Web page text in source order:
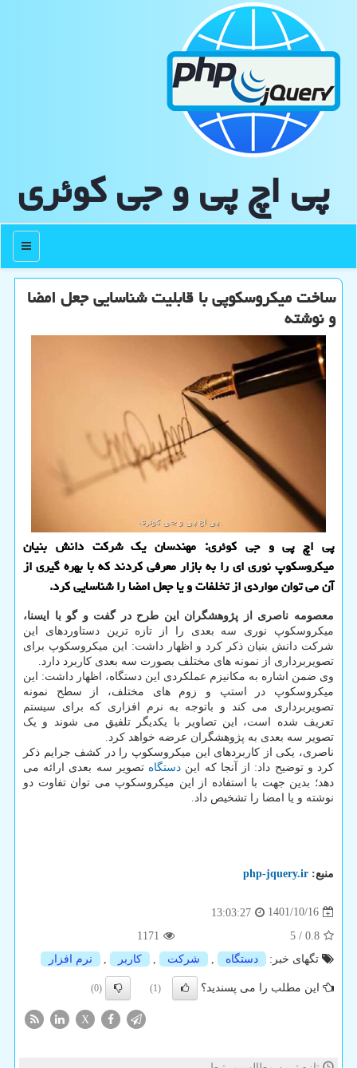
پی اچ پی و جی كوئری
منو
ساخت میکروسکوپی با قابلیت شناسایی جعل امضا
و نوشته
پی اچ پی و جی کوئری: مهندسان یک شرکت دانش بنیان
میکروسکوپ نوری ای را به بازار معرفی کردند که با بهره گیری از
آن می توان مواردی از تخلفات و یا جعل امضا را شناسایی کرد.
معصومه ناصری از پژوهشگران این طرح در گفت و گو با ایسنا،
میکروسکوپ نوری سه بعدی را از تازه ترین دستاوردهای این
شرکت دانش بنیان ذکر کرد و اظهار داشت: این میکروسکوپ برای
تصویربرداری از نمونه های مختلف بصورت سه بعدی کاربرد دارد.
وی ضمن اشاره به مکانیزم عملکردی این دستگاه، اظهار داشت: این
میکروسکوپ در استپ و زوم های مختلف، از سطح نمونه
تصویربرداری می کند و باتوجه به نرم افزاری که برای سیستم
تعریف شده است، این تصاویر با یکدیگر تلفیق می شوند و یک
تصویر سه بعدی به پژوهشگران عرضه خواهد کرد.
ناصری، یکی از کاربردهای این میکروسکوپ را در کشف جرایم ذکر
کرد و توضیح داد: از آنجا که این دستگاه تصویر سه بعدی ارائه می
دهد؛ بدین جهت با استفاده از این میکروسکوپ می توان تفاوت دو
نوشته و یا امضا را تشخیص داد.
منبع: php-jquery.ir
1401/10/16
13:03:27
0.8
/
5
1171
تگهای خبر:
دستگاه شركت كاربر نرم افزار
این مطلب را می پسندید؟ (1)
(0)
X